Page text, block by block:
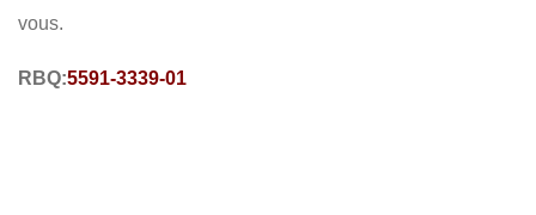
vous.
RBQ:5591-3339-01